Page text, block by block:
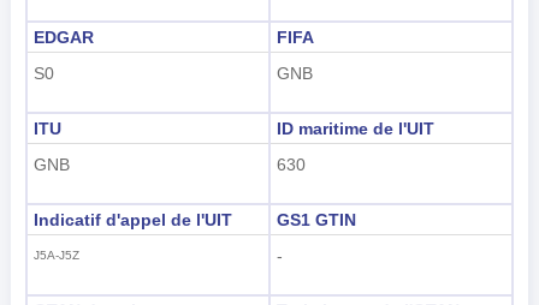
हिंदी
EDGAR
S0
FIFA
GNB
ITU
GNB
ID maritime de l'UIT
630
Indicatif d'appel de l'UIT
J5A-J5Z
GS1 GTIN
-